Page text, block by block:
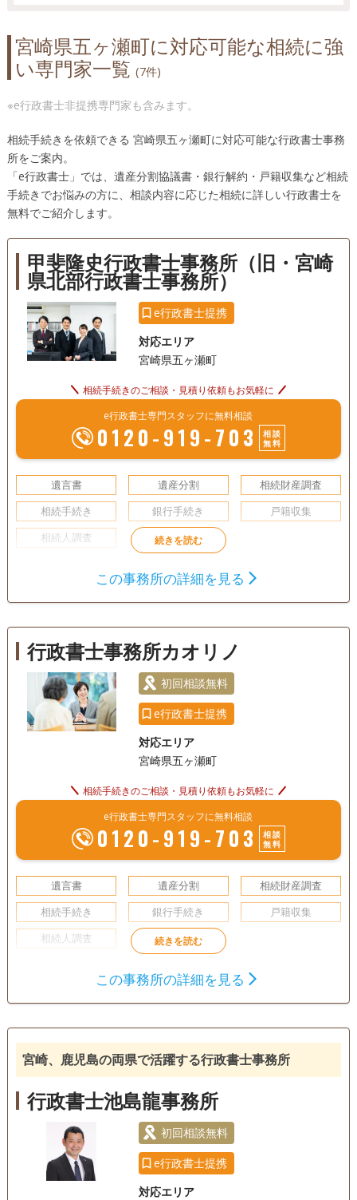
宮崎県五ヶ瀬町に対応可能な相続に強
い専門家一覧 (7件)
※e行政書士非提携専門家も含みます。
相続手続きを依頼できる 宮崎県五ヶ瀬町に対応可能な行政書士事務
所をご案内。
「e行政書士」では、遺産分割協議書・銀行解約・戸籍収集など相続
手続きでお悩みの方に、相談内容に応じた相続に詳しい行政書士を
無料でご紹介します。
甲斐隆史行政書士事務所（旧・宮崎
県北部行政書士事務所）
e行政書士提携
対応エリア
宮崎県五ヶ瀬町
相続手続きのご相談・見積り依頼もお気軽に
e行政書士専門スタッフに無料相談
0120-919-703
相談
無料
遺言書 遺産分割
相続財産調査
相続手続き
銀行手続き
戸籍収集
相続人調査
この事務所の詳細を見る
行政書士事務所カオリノ
初回相談無料
e行政書士提携
対応エリア
宮崎県五ヶ瀬町
相続手続きのご相談・見積り依頼もお気軽に
e行政書士専門スタッフに無料相談
0120-919-703
相談
無料
遺言書 遺産分割
相続財産調査
相続手続き
銀行手続き
戸籍収集
相続人調査
この事務所の詳細を見る
宮崎、鹿児島の両県で活躍する行政書士事務所
行政書士池島龍事務所
初回相談無料
e行政書士提携
対応エリア